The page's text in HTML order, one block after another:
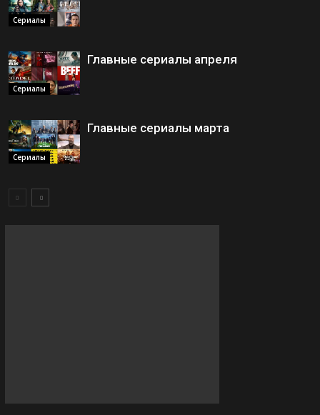
Сериалы
Сериалы
Главные сериалы апреля
Сериалы
Главные сериалы марта